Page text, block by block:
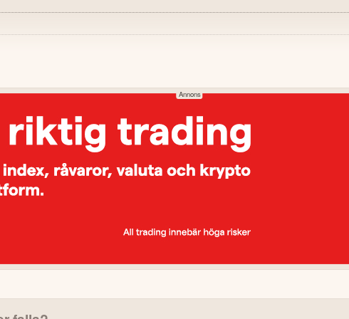
jämfört med 248,3 MEUR
65,9%.
förbättrades till 293,0 MEUR
Argentina samt nya spel under
under kvartalet.
NEGATIVT
Nettoomsättningen
Rörelseresultatet
Asien visade en nedgång
licensgranskning.